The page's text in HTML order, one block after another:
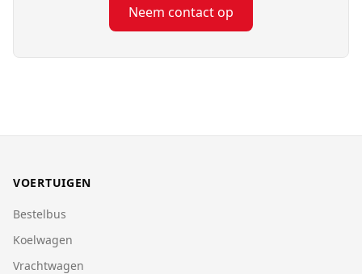
Neem contact op
VOERTUIGEN
Bestelbus
Koelwagen
Vrachtwagen